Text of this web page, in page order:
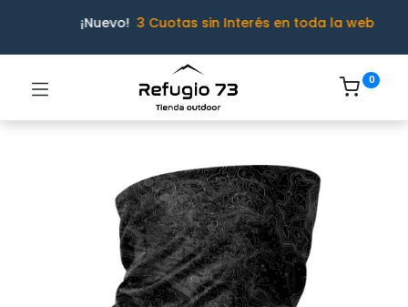
¡Nuevo! 3 Cuotas sin Interés en toda la web
0